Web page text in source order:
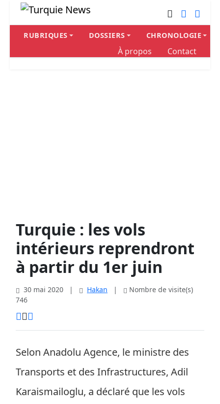
RUBRIQUES DOSSIERS CHRONOLOGIE
À propos Contact
Turquie : les vols
intérieurs reprendront
à partir du 1er juin
30 mai 2020 | Hakan |
Nombre de visite(s)
746
Selon Anadolu Agence, le ministre des
Transports et des Infrastructures, Adil
Karaismailoglu, a déclaré que les vols